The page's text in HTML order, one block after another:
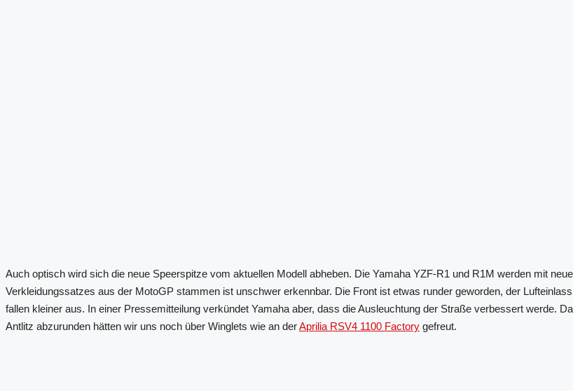
Auch optisch wird sich die neue Speerspitze vom aktuellen Modell abheben. Die Yamaha YZF-R1 und R1M werden mit
Verkleidungssatzes aus der MotoGP stammen ist unschwer erkennbar. Die Front ist etwas runder geworden, der
fallen kleiner aus. In einer Pressemitteilung verkündet Yamaha aber, dass die Ausleuchtung der Straße verbessert werde.
Antlitz abzurunden hätten wir uns noch über Winglets wie an derAprilia RSV4 1100 Factory gefreut.